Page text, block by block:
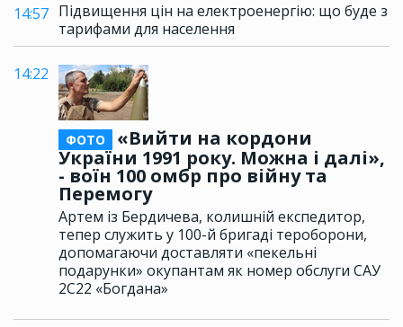
14:57 Підвищення цін на електроенергію: що буде з
тарифами для населення
14:22
ФОТО
«Вийти на кордони
України 1991 року. Можна і далі»,
- воїн 100 омбр про війну та
Перемогу
Артем із Бердичева, колишній експедитор,
тепер служить у 100-й бригаді тероборони,
допомагаючи доставляти «пекельні
подарунки» окупантам як номер обслуги САУ
2С22 «Богдана»